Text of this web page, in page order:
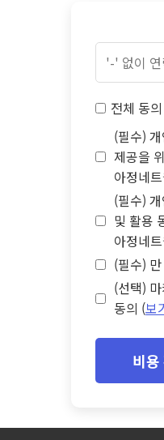
전체 동의
(필수)
제공을
아정네
(필수)
및 활용
아정네
(필수)
(선택)
동의 (보
비